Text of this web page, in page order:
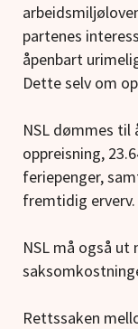
partenes
åpenbart
Dette selv om
NSL dømmes til
oppreisning,
feriepenger,
fremtidig erverv.
NSL må også ut
Rettssaken